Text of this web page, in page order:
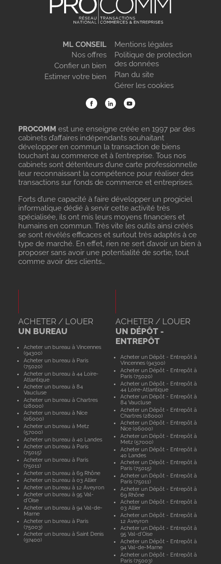
ML CONSEIL
Nos offres
Confier un bien
Estimer votre bien
Mentions légales
Politique de protection
des données
Plan du site
Gérer les cookies
PROCOMM est une enseigne créée en 1997 par des
cabinets d’affaires indépendants souhaitant
développer en commun la transaction de biens
touchant au commerce et à l’entreprise. Tous nos
cabinets sont détenteurs d’une carte professionnelle
leur reconnaissant la compétence pour réaliser des
transactions sur fonds de commerce et entreprises.
Forts d’une capacité à faire développer un progiciel
informatique dédié à servir cette activité très
spécialisée, ils ont mis leurs moyens financiers et
humains en commun. Très vite les outils ainsi créés
se sont révélés efficaces et surtout très adaptés à ce
type de marché. En effet, rien ne sert d’avoir un bien à
proposer sans avoir une potentialité de sortie, tout
comme avoir des clients…
ACHETER / LOUER
UN BUREAU
Acheter un bureau à Vincennes
(94300)
Acheter un bureau à Paris
(75020)
Acheter un bureau à 44 Loire-
Atlantique
Acheter un bureau à 84
Vaucluse
Acheter un bureau à Chartres
(28000)
Acheter un bureau à Nice
(06000)
Acheter un bureau à Metz
(57000)
Acheter un bureau à 40 Landes
Acheter un bureau à Paris
(75015)
Acheter un bureau à Paris
(75011)
Acheter un bureau à 69 Rhône
Acheter un bureau à 03 Allier
Acheter un bureau à 12 Aveyron
Acheter un bureau à 95 Val-
d'Oise
Acheter un bureau à 94 Val-de-
Marne
Acheter un bureau à Paris
(75003)
Acheter un bureau à Saint Denis
(97400)
ACHETER / LOUER
UN DÉPÔT -
ENTREPÔT
Acheter un Dépôt - Entrepôt à
Vincennes (94300)
Acheter un Dépôt - Entrepôt à
Paris (75020)
Acheter un Dépôt - Entrepôt à
44 Loire-Atlantique
Acheter un Dépôt - Entrepôt à
84 Vaucluse
Acheter un Dépôt - Entrepôt à
Chartres (28000)
Acheter un Dépôt - Entrepôt à
Nice (06000)
Acheter un Dépôt - Entrepôt à
Metz (57000)
Acheter un Dépôt - Entrepôt à
40 Landes
Acheter un Dépôt - Entrepôt à
Paris (75015)
Acheter un Dépôt - Entrepôt à
Paris (75011)
Acheter un Dépôt - Entrepôt à
69 Rhône
Acheter un Dépôt - Entrepôt à
03 Allier
Acheter un Dépôt - Entrepôt à
12 Aveyron
Acheter un Dépôt - Entrepôt à
95 Val-d'Oise
Acheter un Dépôt - Entrepôt à
94 Val-de-Marne
Acheter un Dépôt - Entrepôt à
Paris (75003)